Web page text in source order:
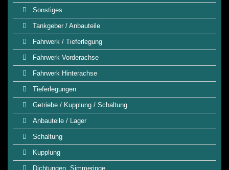
Sonstiges
Tankgeber / Anbauteile
Fahrwerk / Tieferlegung
Fahrwerk Vorderachse
Fahrwerk Hinterachse
Tieferlegungen
Getriebe / Kupplung / Schaltung
Anbauteile / Lager
Schaltung
Kupplung
Dichtungen, Simmeringe